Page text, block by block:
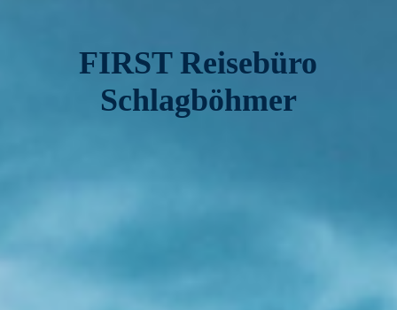
FIRST Reisebüro
Schlagböhmer